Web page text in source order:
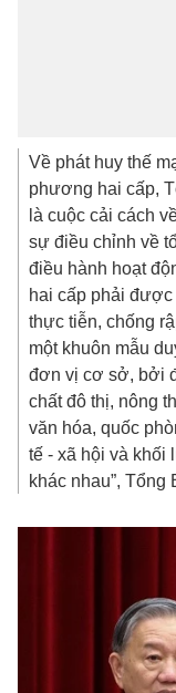
thực tiễn, chống
một khuôn mẫu
đơn vị cơ sở, bởi
chất đô thị, nông
văn hóa, quốc
tế - xã hội và
khác nhau”, Tổng